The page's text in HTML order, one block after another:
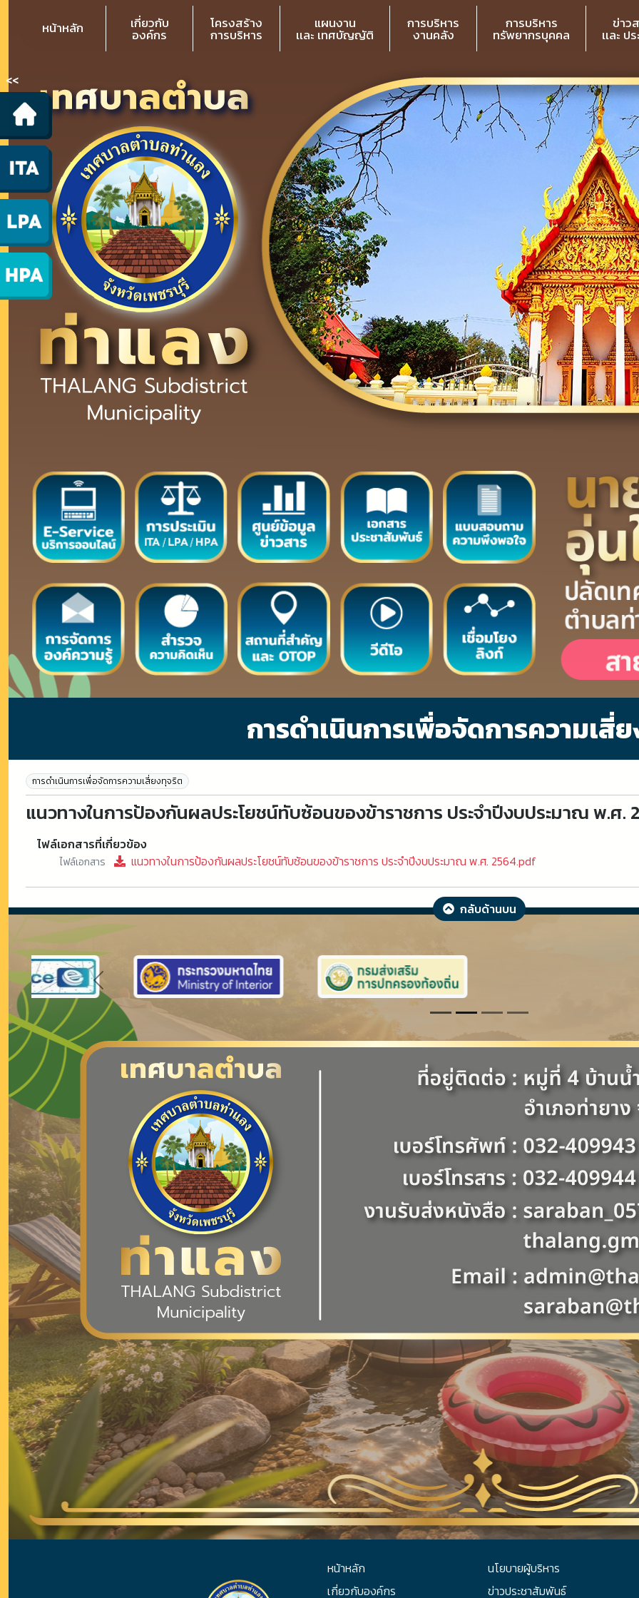
<<
หน้าหลัก เกี่ยวกับ
องค์กร
โครงสร้าง
การบริหาร
แผนงาน
เเละ เทศบัญญัติ
การบริหาร
งานคลัง
การบริหาร
ทรัพยากรบุคคล
ข่าว
เเละ ป
การดำเนินการเพื่อจัดการความเสี่
การดำเนินการเพื่อจัดการความเสี่ยงทุจริต
แนวทางในการป้องกันผลประโยชน์ทับซ้อนของข้าราชการ ประจำปีงบประมาณ พ.ศ.
ไฟล์เอกสารที่เกี่ยวข้อง
ไฟล์เอกสาร แนวทางในการป้องกันผลประโยชน์ทับซ้อนของข้าราชการ ประจำปีงบประมาณ พ.ศ. 2564.pdf
กลับด้านบน
Previous
หน้าหลัก
เกี่ยวกับองค์กร
นโยบายผู้บริหาร
ข่าวประชาสัมพันธ์